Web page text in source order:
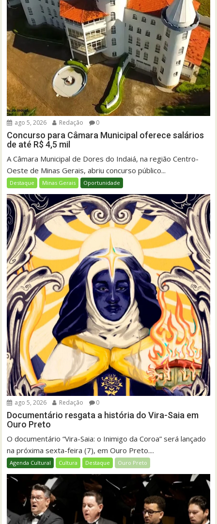
ago 5, 2026 Redação 0
Concurso para Câmara Municipal oferece salários
de até R$ 4,5 mil
A Câmara Municipal de Dores do Indaiá, na região Centro-
Oeste de Minas Gerais, abriu concurso público...
Destaque Minas Gerais Oportunidade
ago 5, 2026 Redação 0
Documentário resgata a história do Vira-Saia em
Ouro Preto
O documentário “Vira-Saia: o Inimigo da Coroa” será lançado
na próxima sexta-feira (7), em Ouro Preto....
Agenda Cultural Cultura Destaque Ouro Preto